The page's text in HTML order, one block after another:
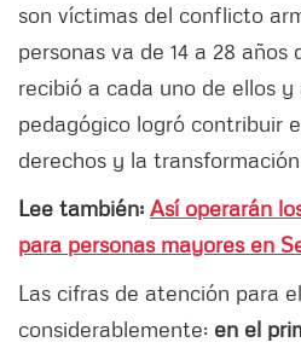
son víctimas del conflicto
personas va de 14 a 28 años
recibió a cada uno de ellos
pedagógico logró contribuir
derechos y la
Lee también: Así operarán
para personas mayores en
Las cifras de atención para
considerablemente: en el